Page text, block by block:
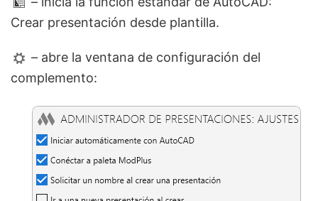
Crear presentación desde plantilla.
– abre la ventana de configuración del
complemento: